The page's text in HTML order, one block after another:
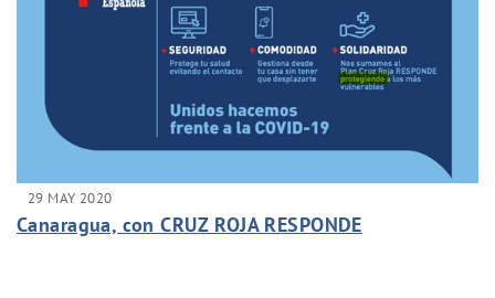
29 MAY 2020
Canaragua, con CRUZ ROJA RESPONDE